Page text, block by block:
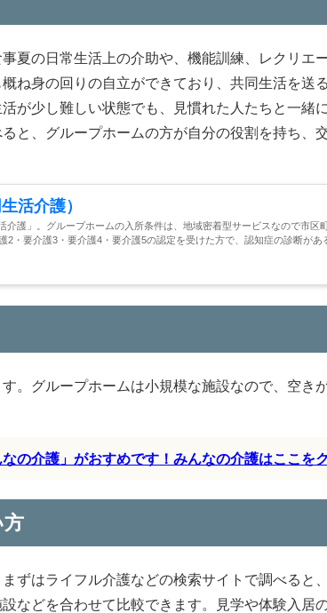
夏の日常生活上の介助や、機能訓練、レクリエ
ね身の回りの自立ができており、共同生活を送
が少し難しい状態でも、見慣れた人たちと一緒
と、グループホームの方が自分の役割を持ち、
活介護）
護」。グループホームの入所条件は、地域密着型サービスなので市区
・要介護3・要介護4・要介護5の認定を受けた方で、認知症の診断があ
。グループホームは小規模な施設なので、空き
の介護」がおすめです！みんなの介護はここを
方
ずはライフル介護などの検索サイトで調べると
などを合わせて比較できます。見学や体験入居